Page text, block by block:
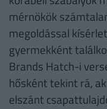
mérnökök
megoldással
gyermekként
Brands Hatch-i
hősként tekint rá,
elszánt